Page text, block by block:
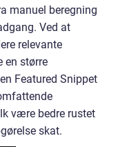
manuel beregning
Ved at
relevante
en større
Featured Snippet
være bedre rustet
skat.